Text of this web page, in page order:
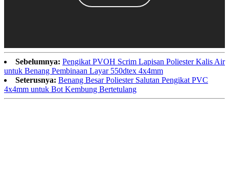
Sebelumnya: Pengikat PVOH Scrim Lapisan Poliester Kalis Air
untuk Benang Pembinaan Layar 550dtex 4x4mm
Seterusnya: Benang Besar Poliester Salutan Pengikat PVC
4x4mm untuk Bot Kembung Bertetulang